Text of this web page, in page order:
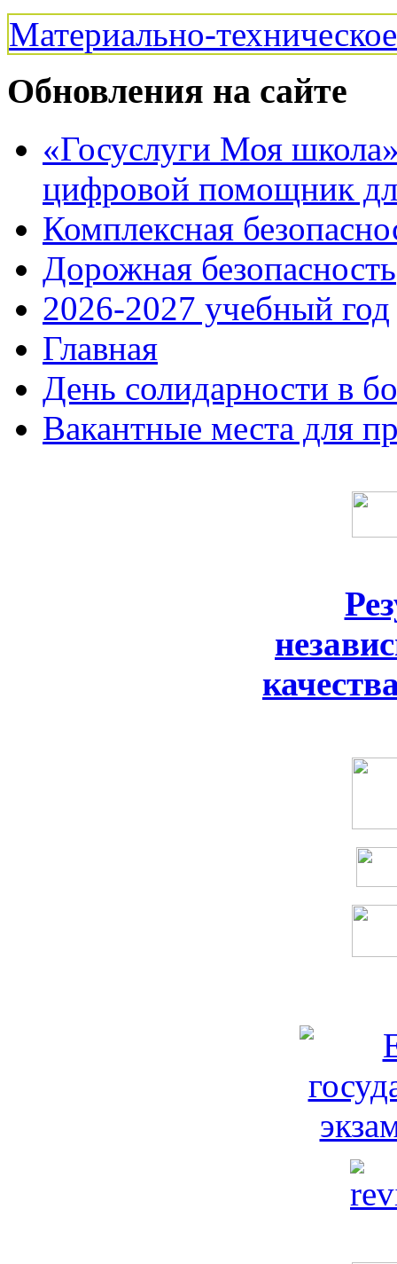
Материально-
Обновления на сайте
«Госуслуги Моя
цифровой помощник
Комплексная
Дорожная безопасность
2026-2027 учебный год
Главная
День солидарности в
Вакантные места для